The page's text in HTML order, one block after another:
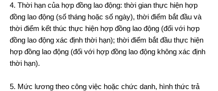
4. Thời hạn của hợp đồng lao động: thời gian thực hiện hợp
đồng lao động (số tháng hoặc số ngày), thời điểm bắt đầu và
thời điểm kết thúc thực hiện hợp đồng lao động (đối với hợp
đồng lao động xác định thời hạn); thời điểm bắt đầu thực hiện
hợp đồng lao động (đối với hợp đồng lao động không xác định
thời hạn).
5. Mức lương theo công việc hoặc chức danh, hình thức trả